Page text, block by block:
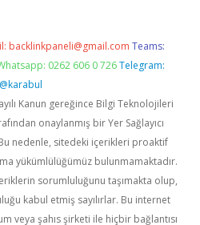
backlinkpaneli@gmail.com Teams:
0262 606 0 726 Telegram:
@karabul
Kanun gereğince Bilgi Teknolojileri
onaylanmış bir Yer Sağlayıcı
nedenle, sitedeki içerikleri proaktif
yükümlülüğümüz bulunmamaktadır.
sorumluluğunu taşımakta olup,
kabul etmiş sayılırlar. Bu internet
veya şahıs şirketi ile hiçbir bağlantısı